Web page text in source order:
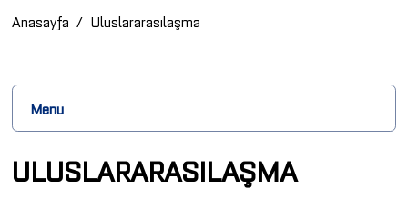
Anasayfa Uluslararasılaşma
Menu
ULUSLARARASILAŞMA